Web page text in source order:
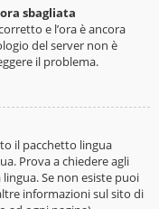
sbagliata
e l’ora è ancora
del server non è
il problema.
il pacchetto lingua
Prova a chiedere agli
Se non esiste puoi
informazioni sul sito di